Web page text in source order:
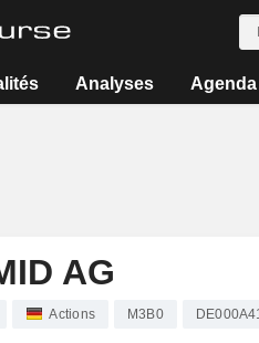
Analyses Agenda
AG
Actions M3B0